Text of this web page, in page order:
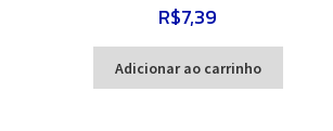
R$7,39
Adicionar ao carrinho